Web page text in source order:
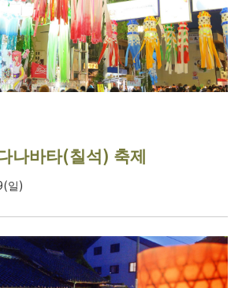
나바타(칠석) 축제
일)